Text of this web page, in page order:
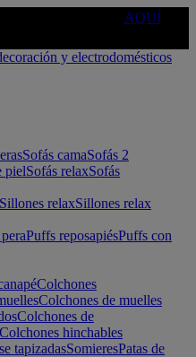
AQUÍ
Sofás camaSofás 2
pielSofás relaxSofás
Sillones relaxSillones relax
Puffs reposapiésPuffs con
Colchones
Colchones de muelles
Colchones de
Colchones hinchables
tapizadasSomieresPatas de